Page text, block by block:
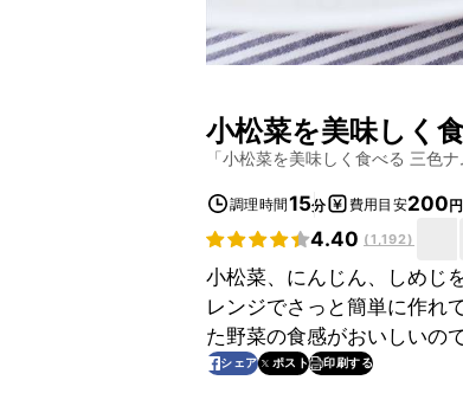
小松菜を美味しく
「小松菜を美味しく食べる 三色
調理時間15分 費用目安200円
4.40 (1,192)
小松菜、にんじん、しめじ
レンジでさっと簡単に作れ
た野菜の食感がおいしいの
シェア ポスト 印刷する